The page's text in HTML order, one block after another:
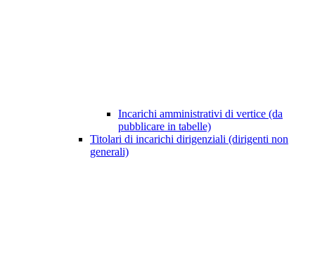
Incarichi amministrativi di vertice (da
pubblicare in tabelle)
Titolari di incarichi dirigenziali (dirigenti non
generali)